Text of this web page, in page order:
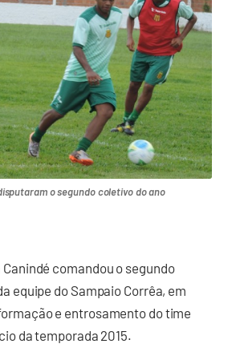
o segundo coletivo do ano
comandou o segundo
equipe do Sampaio Corrêa, em
e entrosamento do time
da temporada 2015.